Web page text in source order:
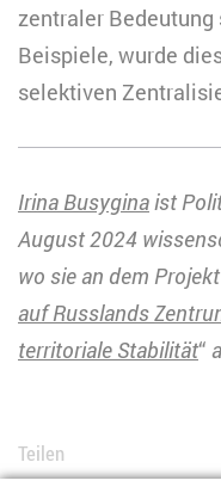
zentraler Bedeutung
Beispiele, wurde
selektiven
Irina Busygina ist
August 2024
wo sie an dem Projekt
auf Russlands
territoriale Stabilität“
Teilen